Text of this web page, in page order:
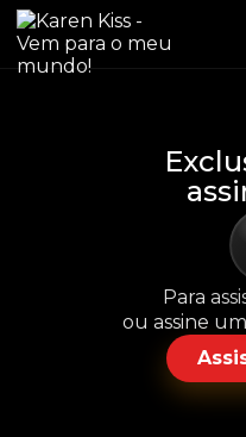
Para
ou assine